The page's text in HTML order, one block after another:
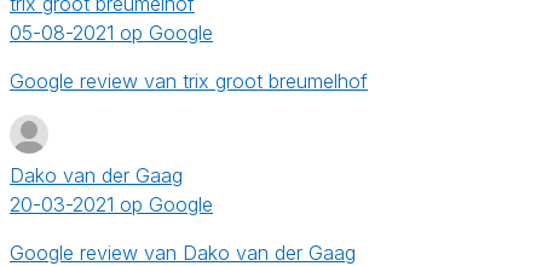
05-08-2021 op Google
Google review van trix groot breumelhof
Dako van der Gaag
20-03-2021 op Google
Google review van Dako van der Gaag